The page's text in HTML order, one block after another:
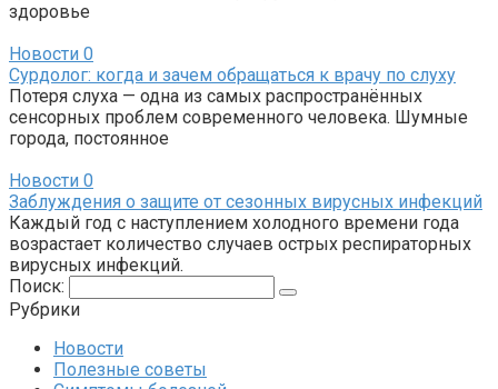
здоровье
Новости 0
Сурдолог: когда и зачем обращаться к врачу по слуху
Потеря слуха — одна из самых распространённых
сенсорных проблем современного человека. Шумные
города, постоянное
Новости 0
Заблуждения о защите от сезонных вирусных инфекций
Каждый год с наступлением холодного времени года
возрастает количество случаев острых респираторных
вирусных инфекций.
Поиск:
Рубрики
Новости
Полезные советы